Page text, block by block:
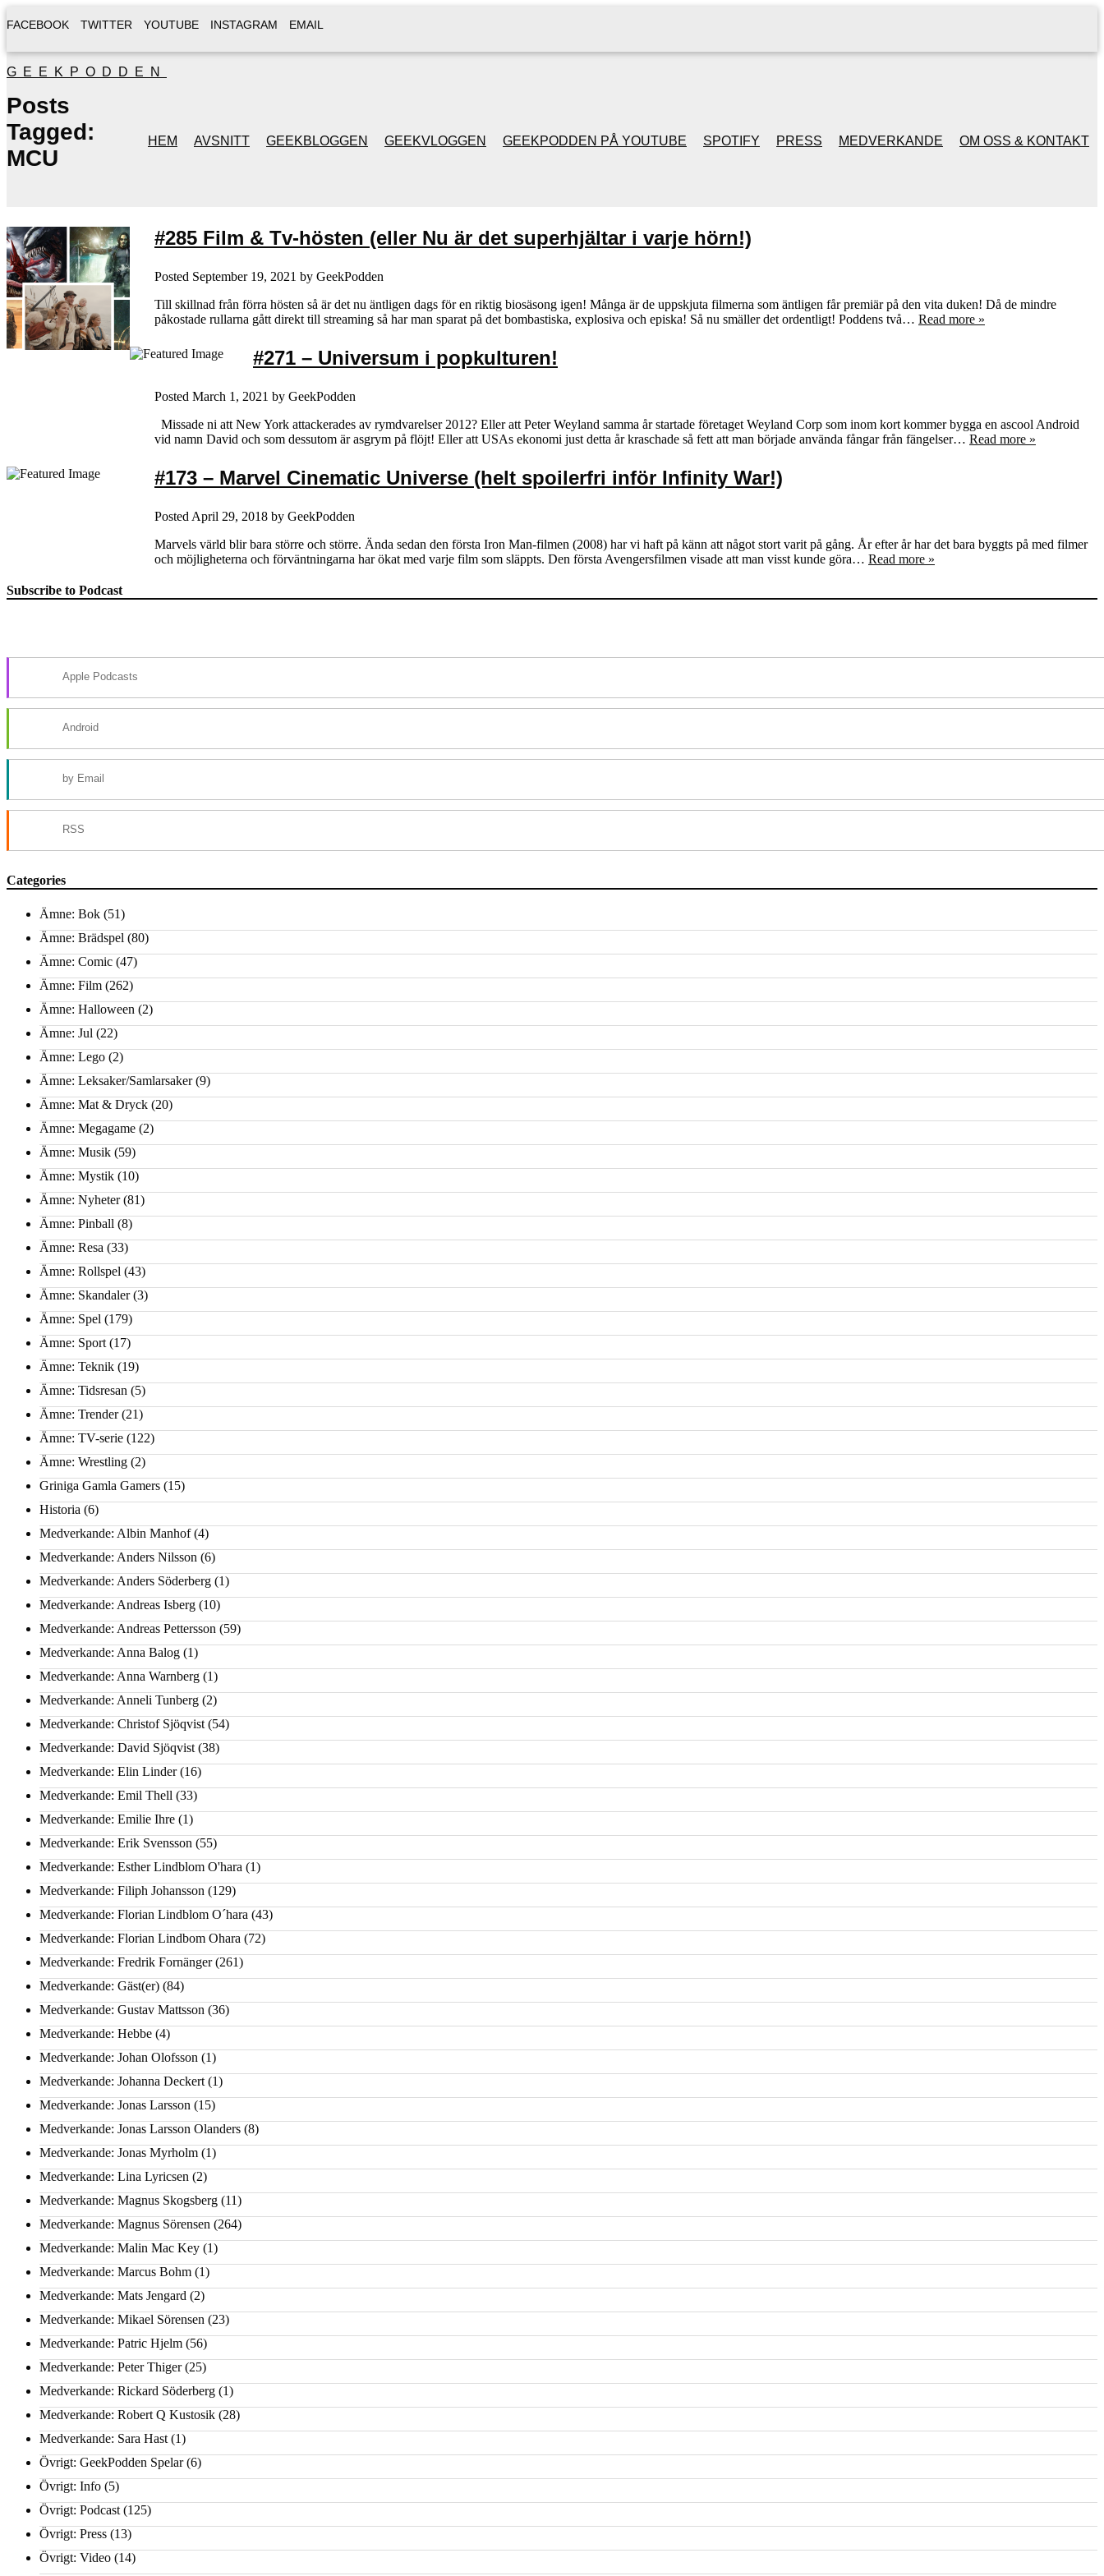
FACEBOOK TWITTER YOUTUBE INSTAGRAM EMAIL
GEEKPODDEN
HEM AVSNITT GEEKBLOGGEN GEEKVLOGGEN GEEKPODDEN PÅ YOUTUBE
GAMING MED MICKE
GEEKPODDENS
JULSPECIALER 2013
SPOTIFY PRESS MEDVERKANDE OM OSS & KONTAKT
Posts
Tagged:
MCU
#285 Film & Tv-hösten (eller Nu är det superhjältar i varje hörn!)
Posted September 19, 2021 by GeekPodden
Till skillnad från förra hösten så är det nu äntligen dags för en riktig biosäsong igen! Många är de uppskjuta filmerna som äntligen får premiär på den vita duken! Då de mindre
påkostade rullarna gått direkt till streaming så har man sparat på det bombastiska, explosiva och episka! Så nu smäller det ordentligt! Poddens två… Read more »
#271 – Universum i popkulturen!
Posted March 1, 2021 by GeekPodden
Missade ni att New York attackerades av rymdvarelser 2012? Eller att Peter Weyland samma år startade företaget Weyland Corp som inom kort kommer bygga en ascool Android
vid namn David och som dessutom är asgrym på flöjt! Eller att USAs ekonomi just detta år kraschade så fett att man började använda fångar från fängelser… Read more »
#173 – Marvel Cinematic Universe (helt spoilerfri inför Infinity War!)
Posted April 29, 2018 by GeekPodden
Marvels värld blir bara större och större. Ända sedan den första Iron Man-filmen (2008) har vi haft på känn att något stort varit på gång. År efter år har det bara byggts på med filmer
och möjligheterna och förväntningarna har ökat med varje film som släppts. Den första Avengersfilmen visade att man visst kunde göra… Read more »
Subscribe to Podcast
Apple Podcasts
Android
by Email
RSS
Categories
Ämne: Bok (51)
Ämne: Brädspel (80)
Ämne: Comic (47)
Ämne: Film (262)
Ämne: Halloween (2)
Ämne: Jul (22)
Ämne: Lego (2)
Ämne: Leksaker/Samlarsaker(9)
Ämne: Mat & Dryck (20)
Ämne: Megagame (2)
Ämne: Musik (59)
Ämne: Mystik (10)
Ämne: Nyheter(81)
Ämne: Pinball (8)
Ämne: Resa (33)
Ämne: Rollspel (43)
Ämne: Skandaler(3)
Ämne: Spel (179)
Ämne: Sport (17)
Ämne: Teknik (19)
Ämne: Tidsresan (5)
Ämne: Trender(21)
Ämne: TV-serie (122)
Ämne: Wrestling (2)
Griniga Gamla Gamers (15)
Historia (6)
Medverkande: Albin Manhof(4)
Medverkande: Anders Nilsson (6)
Medverkande: Anders Söderberg (1)
Medverkande: Andreas Isberg (10)
Medverkande: Andreas Pettersson (59)
Medverkande: Anna Balog (1)
Medverkande: Anna Warnberg (1)
Medverkande: Anneli Tunberg (2)
Medverkande: Christof Sjöqvist (54)
Medverkande: David Sjöqvist (38)
Medverkande: Elin Linder(16)
Medverkande: Emil Thell (33)
Medverkande: Emilie Ihre (1)
Medverkande: Erik Svensson (55)
Medverkande: Esther Lindblom O'hara (1)
Medverkande: Filiph Johansson (129)
Medverkande: Florian Lindblom O´hara (43)
Medverkande: Florian Lindbom Ohara (72)
Medverkande: Fredrik Fornänger(261)
Medverkande: Gäst(er) (84)
Medverkande: Gustav Mattsson (36)
Medverkande: Hebbe (4)
Medverkande: Johan Olofsson (1)
Medverkande: Johanna Deckert (1)
Medverkande: Jonas Larsson (15)
Medverkande: Jonas Larsson Olanders (8)
Medverkande: Jonas Myrholm (1)
Medverkande: Lina Lyricsen (2)
Medverkande: Magnus Skogsberg (11)
Medverkande: Magnus Sörensen (264)
Medverkande: Malin Mac Key (1)
Medverkande: Marcus Bohm (1)
Medverkande: Mats Jengard (2)
Medverkande: Mikael Sörensen (23)
Medverkande: Patric Hjelm (56)
Medverkande: Peter Thiger(25)
Medverkande: Rickard Söderberg (1)
Medverkande: Robert Q Kustosik (28)
Medverkande: Sara Hast (1)
Övrigt: GeekPodden Spelar(6)
Övrigt: Info (5)
Övrigt: Podcast (125)
Övrigt: Press (13)
Övrigt: Video (14)